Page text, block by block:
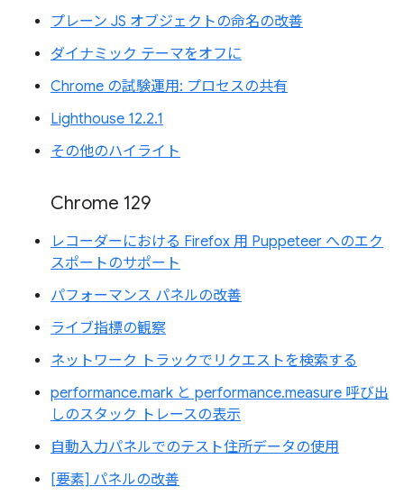
プレーン JS オブジェクトの命名の改善
ダイナミック テーマをオフに
Chrome の試験運用: プロセスの共有
Lighthouse 12.2.1
その他のハイライト
Chrome 129
レコーダーにおける Firefox 用 Puppeteer へのエク
スポートのサポート
パフォーマンス パネルの改善
ライブ指標の観察
ネットワーク トラックでリクエストを検索する
performance.mark と performance.measure 呼び出
しのスタック トレースの表示
自動入力パネルでのテスト住所データの使用
[要素] パネルの改善